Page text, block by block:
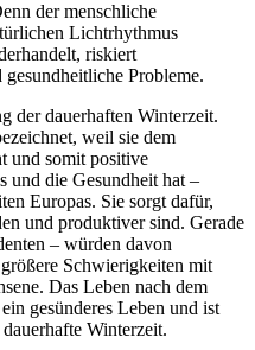
der menschliche
Lichtrhythmus
riskiert
Probleme.
der dauerhaften Winterzeit.
weil sie dem
und somit positive
und die Gesundheit hat –
Europas. Sie sorgt dafür,
und produktiver sind. Gerade
– würden davon
Schwierigkeiten mit
Das Leben nach dem
gesünderes Leben und ist
Winterzeit.